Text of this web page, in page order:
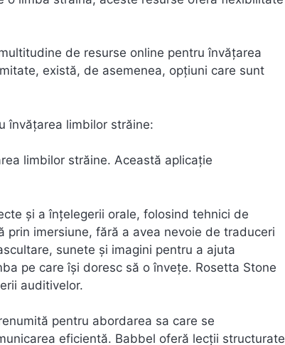
de resurse online pentru învățarea
există, de asemenea, opțiuni care sunt
învățarea limbilor străine:
limbilor străine. Această aplicație
și a înțelegerii orale, folosind tehnici de
imersiune, fără a avea nevoie de traduceri
sunete și imagini pentru a ajuta
pe care își doresc să o învețe. Rosetta Stone
auditivelor.
pentru abordarea sa care se
eficientă. Babbel oferă lecții structurate